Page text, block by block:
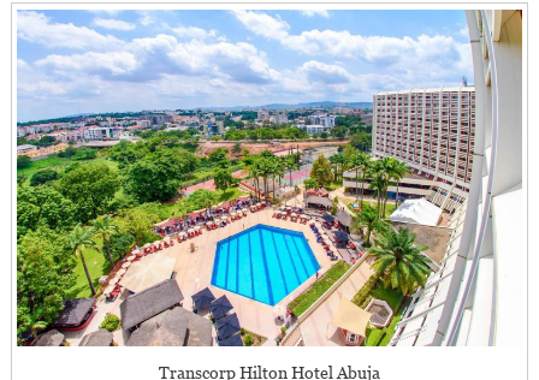
Transcorp Hilton Hotel Abuja